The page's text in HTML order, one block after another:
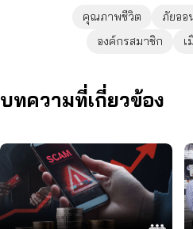
คุณภาพชีวิต ภัยออ
องค์กรสมาชิก
เ
บทความที่เกี่ยวข้อง